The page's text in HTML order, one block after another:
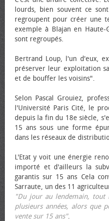
lourds, bien souvent ce
regroupent pour créer une
exemple à Blajan en Haute-
sont regroupés.
Bertrand Loup, l'un d'eux,
préserver leur exploitation
et de bouffer les voisins".
Selon Pascal Grouiez,
l'Université Paris Cité, le
depuis la fin du 18e siècle,
15 ans sous une forme
dans les réseaux de
L'Etat y voit une énergie
importé et d'ailleurs la
garantis sur 15 ans Cela
Sarraute, un des 11
"Du jour au lendemain, tout
plusieurs années, alors que
vente sur 15 ans".